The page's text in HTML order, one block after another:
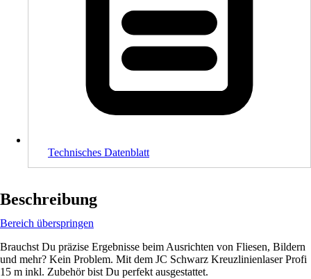
Technisches Datenblatt
Beschreibung
Bereich überspringen
Brauchst Du präzise Ergebnisse beim Ausrichten von Fliesen, Bildern
und mehr? Kein Problem. Mit dem JC Schwarz Kreuzlinienlaser Profi
15 m inkl. Zubehör bist Du perfekt ausgestattet.